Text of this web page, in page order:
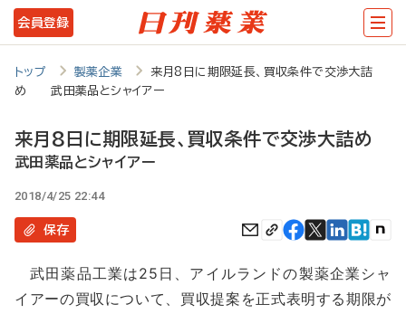
メ
イ
テ
ツ
に
動
会員登録
トップ 製薬企業
来月8日に期限延長、買収条件で交渉大詰
め 武田薬品とシャイアー
来月8日に期限延長、買収条件で交渉大詰め
武田薬品とシャイアー
2018/4/25 22:44
保存
武田薬品工業は25日、アイルランドの製薬企業シャ
イアーの買収について、買収提案を正式表明する期限が